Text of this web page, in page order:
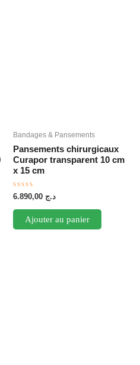
Bandages & Pansements
Pansements chirurgicaux
Curapor transparent 10 cm
x 15 cm
Note
0
sur
د.ج
Ajouter au panier